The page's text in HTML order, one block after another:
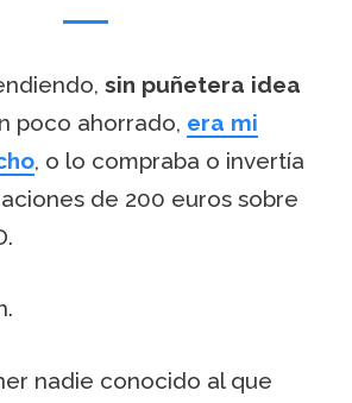
sin puñetera idea
poco ahorrado, era mi
, o lo compraba o invertía
de 200 euros sobre
nadie conocido al que